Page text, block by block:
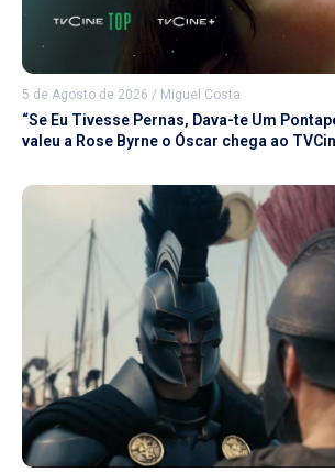
5 de Agosto de 2026 / Miguel Costa
“Se Eu Tivesse Pernas, Dava-te Um
valeu a Rose Byrne o Óscar chega ao